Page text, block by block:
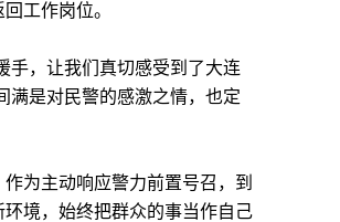
工作岗位。
，让我们真切感受到了大连
满是对民警的感激之情，也定
为主动响应警力前置号召，到
境，始终把群众的事当作自己